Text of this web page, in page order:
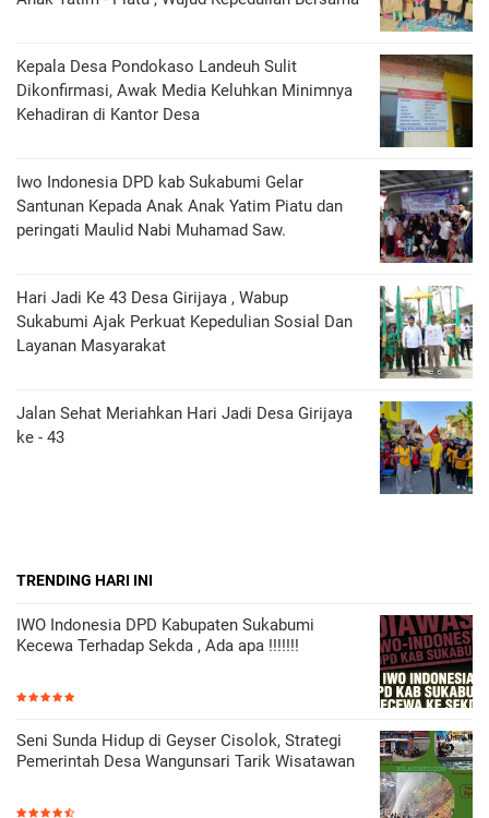
Kepala Desa Pondokaso Landeuh Sulit
Dikonfirmasi, Awak Media Keluhkan Minimnya
Kehadiran di Kantor Desa
Iwo Indonesia DPD kab Sukabumi Gelar
Santunan Kepada Anak Anak Yatim Piatu dan
peringati Maulid Nabi Muhamad Saw.
Hari Jadi Ke 43 Desa Girijaya , Wabup
Sukabumi Ajak Perkuat Kepedulian Sosial Dan
Layanan Masyarakat
Jalan Sehat Meriahkan Hari Jadi Desa Girijaya
ke - 43
TRENDING HARI INI
IWO Indonesia DPD Kabupaten Sukabumi
Kecewa Terhadap Sekda , Ada apa !!!!!!!
Seni Sunda Hidup di Geyser Cisolok, Strategi
Pemerintah Desa Wangunsari Tarik Wisatawan